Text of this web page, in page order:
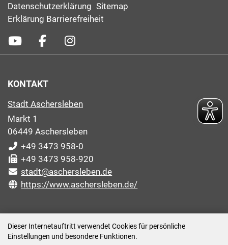
Dieser Internetauftritt verwendet Cookies für persönliche
Einstellungen und besondere Funktionen.
Datenschutzerklärung Sitemap
Erklärung Barrierefreiheit
KONTAKT
Stadt Aschersleben
Markt 1
06449 Aschersleben
+49 3473 958-0
+49 3473 958-920
stadt@aschersleben.de
https://www.aschersleben.de/
Montag: 09:00-12:00 /14:00-15:00 Uhr